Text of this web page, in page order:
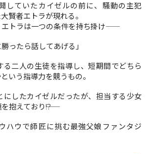
していたカイゼルの前に、騒動の主犯
賢者エトラが現れる。
トラは一つの条件を持ち掛け――
ったら話してあげる」
る二人の生徒を指導し、短期間でどちら
いう指導力を競うもの。
にしたカイゼルだったが、担当する少女
抱えており――!?
ハウで師匠に挑む最強父娘ファンタジ